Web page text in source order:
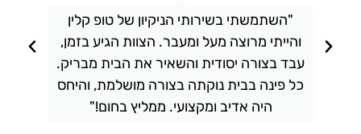
"השתמשתי בשירותי הניקיון של טופ קלין
והייתי מרוצה מעל ומעבר. הצוות הגיע בזמן,
עבד בצורה יסודית והשאיר את הבית מבריק.
כל פינה בבית נוקתה בצורה מושלמת, והיחס
היה אדיב ומקצועי. ממליץ בחום!"